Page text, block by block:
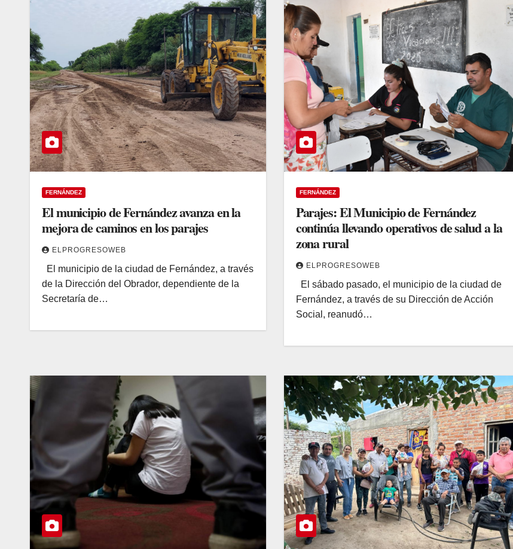
FERNÁNDEZ
El municipio de Fernández avanza en la
mejora de caminos en los parajes
ELPROGRESOWEB
El municipio de la ciudad de Fernández, a través
de la Dirección del Obrador, dependiente de la
Secretaría de…
FERNÁNDEZ
Parajes: El Municipio de Fernández
continúa llevando operativos de salud a la
zona rural
ELPROGRESOWEB
El sábado pasado, el municipio de la ciudad de
Fernández, a través de su Dirección de Acción
Social, reanudó…